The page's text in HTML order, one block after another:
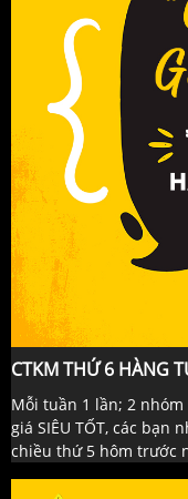
CTKM THỨ 6 HÀNG
Mỗi tuần 1 lần; 2
giá SIÊU TỐT, các bạn
chiều thứ 5 hôm trước